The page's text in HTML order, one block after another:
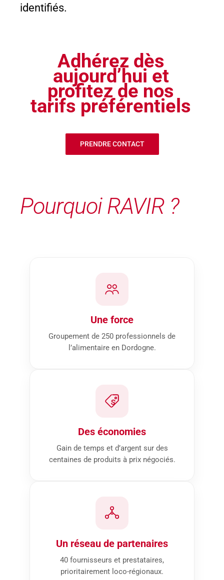
identifiés.
Adhérez dès
aujourd’hui et
profitez de nos
tarifs préférentiels
PRENDRE CONTACT
Pourquoi RAVIR ?
Une force
Groupement de 250 professionnels de
l’alimentaire en Dordogne.
Des économies
Gain de temps et d’argent sur des
centaines de produits à prix négociés.
Un réseau de partenaires
40 fournisseurs et prestataires,
prioritairement loco-régionaux.